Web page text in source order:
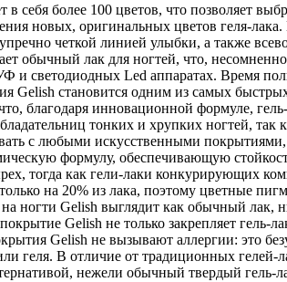
себя более 100 цветов, что позволяет
новых, оригинальных цветов геля-
четкой линией улыбки, а также
обычный лак для ногтей, что,
и светодиодных Led аппаратах. Время
Gelish становится одним из самых
благодаря инновационной формуле,
тонких и хрупких ногтей,
с любыми искусственными
формулу, обеспечивающую
тогда как гели-лаки конкурирующих
на 20% из лака, поэтому цветные
ногти Gelish выглядит как обычный лак,
Gelish не только закрепляет
Gelish не вызывают аллергии: это
геля. В отличие от традиционных гелей-
нежели обычный твердый гель-